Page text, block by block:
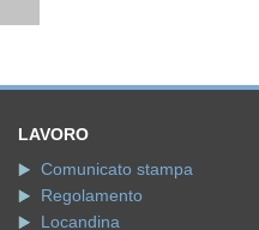
LAVORO
Comunicato stampa
Regolamento
Locandina